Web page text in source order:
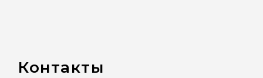
Контакты